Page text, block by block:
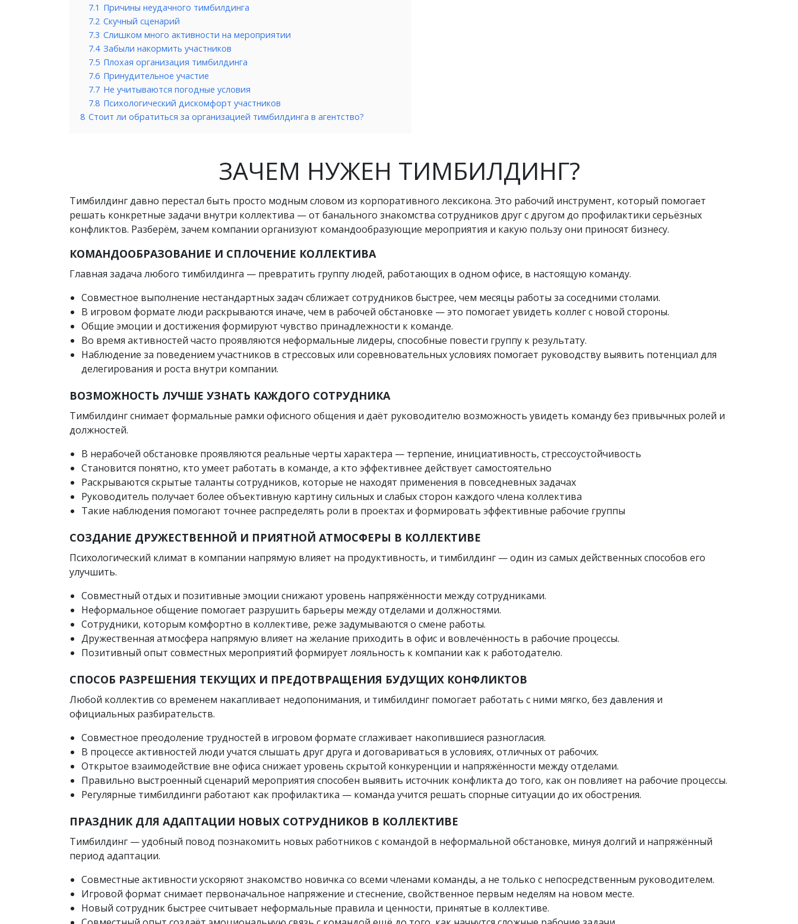
7.1 Причины неудачного тимбилдинга
7.2 Скучный сценарий
7.3 Слишком много активности на мероприятии
7.4 Забыли накормить участников
7.5 Плохая организация тимбилдинга
7.6 Принудительное участие
7.7 Не учитываются погодные условия
7.8 Психологический дискомфорт участников
8 Стоит ли обратиться за организацией тимбилдинга в агентство?
ЗАЧЕМ НУЖЕН ТИМБИЛДИНГ?
Тимбилдинг давно перестал быть просто модным словом из корпоративного лексикона. Это рабочий инструмент, который помогает
решать конкретные задачи внутри коллектива — от банального знакомства сотрудников друг с другом до профилактики серьёзных
конфликтов. Разберём, зачем компании организуют командообразующие мероприятия и какую пользу они приносят бизнесу.
КОМАНДООБРАЗОВАНИЕ И СПЛОЧЕНИЕ КОЛЛЕКТИВА
Главная задача любого тимбилдинга — превратить группу людей, работающих в одном офисе, в настоящую команду.
Совместное выполнение нестандартных задач сближает сотрудников быстрее, чем месяцы работы за соседними столами.
В игровом формате люди раскрываются иначе, чем в рабочей обстановке — это помогает увидеть коллег с новой стороны.
Общие эмоции и достижения формируют чувство принадлежности к команде.
Во время активностей часто проявляются неформальные лидеры, способные повести группу к результату.
Наблюдение за поведением участников в стрессовых или соревновательных условиях помогает руководству выявить потенциал для
делегирования и роста внутри компании.
ВОЗМОЖНОСТЬ ЛУЧШЕ УЗНАТЬ КАЖДОГО СОТРУДНИКА
Тимбилдинг снимает формальные рамки офисного общения и даёт руководителю возможность увидеть команду без привычных ролей и
должностей.
В нерабочей обстановке проявляются реальные черты характера — терпение, инициативность, стрессоустойчивость
Становится понятно, кто умеет работать в команде, а кто эффективнее действует самостоятельно
Раскрываются скрытые таланты сотрудников, которые не находят применения в повседневных задачах
Руководитель получает более объективную картину сильных и слабых сторон каждого члена коллектива
Такие наблюдения помогают точнее распределять роли в проектах и формировать эффективные рабочие группы
СОЗДАНИЕ ДРУЖЕСТВЕННОЙ И ПРИЯТНОЙ АТМОСФЕРЫ В КОЛЛЕКТИВЕ
Психологический климат в компании напрямую влияет на продуктивность, и тимбилдинг — один из самых действенных способов его
улучшить.
Совместный отдых и позитивные эмоции снижают уровень напряжённости между сотрудниками.
Неформальное общение помогает разрушить барьеры между отделами и должностями.
Сотрудники, которым комфортно в коллективе, реже задумываются о смене работы.
Дружественная атмосфера напрямую влияет на желание приходить в офис и вовлечённость в рабочие процессы.
Позитивный опыт совместных мероприятий формирует лояльность к компании как к работодателю.
СПОСОБ РАЗРЕШЕНИЯ ТЕКУЩИХ И ПРЕДОТВРАЩЕНИЯ БУДУЩИХ КОНФЛИКТОВ
Любой коллектив со временем накапливает недопонимания, и тимбилдинг помогает работать с ними мягко, без давления и
официальных разбирательств.
Совместное преодоление трудностей в игровом формате сглаживает накопившиеся разногласия.
В процессе активностей люди учатся слышать друг друга и договариваться в условиях, отличных от рабочих.
Открытое взаимодействие вне офиса снижает уровень скрытой конкуренции и напряжённости между отделами.
Правильно выстроенный сценарий мероприятия способен выявить источник конфликта до того, как он повлияет на рабочие процессы.
Регулярные тимбилдинги работают как профилактика — команда учится решать спорные ситуации до их обострения.
ПРАЗДНИК ДЛЯ АДАПТАЦИИ НОВЫХ СОТРУДНИКОВ В КОЛЛЕКТИВЕ
Тимбилдинг — удобный повод познакомить новых работников с командой в неформальной обстановке, минуя долгий и напряжённый
период адаптации.
Совместные активности ускоряют знакомство новичка со всеми членами команды, а не только с непосредственным руководителем.
Игровой формат снимает первоначальное напряжение и стеснение, свойственное первым неделям на новом месте.
Новый сотрудник быстрее считывает неформальные правила и ценности, принятые в коллективе.